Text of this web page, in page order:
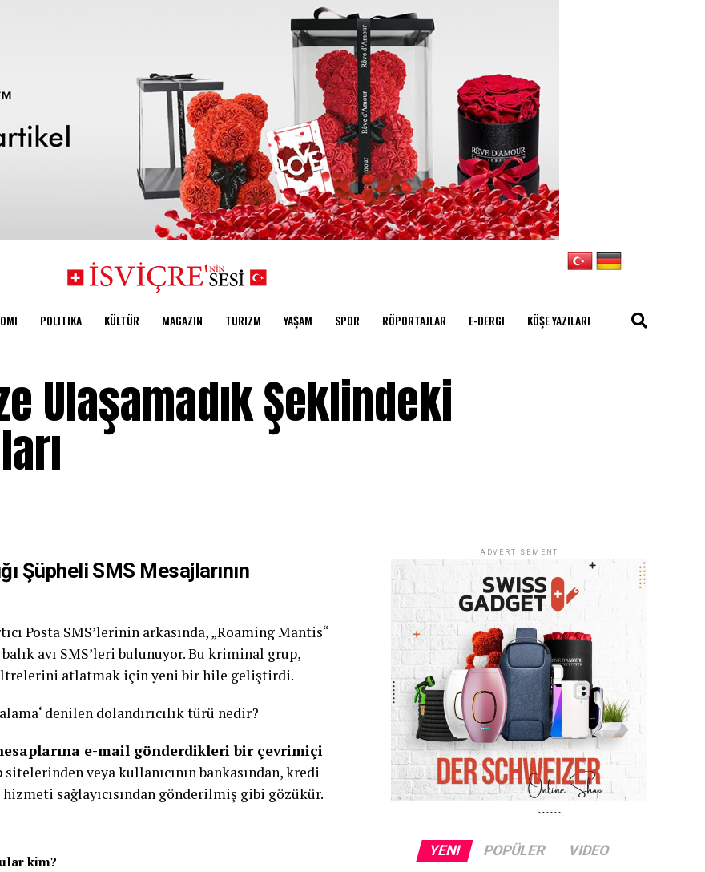
POLITIKA KÜLTÜR MAGAZIN TURIZM YAŞAM SPOR RÖPORTAJLAR E-DERGI KÖŞE YAZILARI
Ulaşamadık Şeklindeki
Şüpheli SMS Mesajlarının
Posta SMS’lerinin arkasında, „Roaming Mantis“
avı SMS’leri bulunuyor. Bu kriminal grup,
atlatmak için yeni bir hile geliştirdi.
denilen dolandırıcılık türü nedir?
e-mail gönderdikleri bir çevrimiçi
veya kullanıcının bankasından, kredi
sağlayıcısından gönderilmiş gibi gözükür.
kim?
ADVERTISEMENT
YENI POPÜLER VIDEO